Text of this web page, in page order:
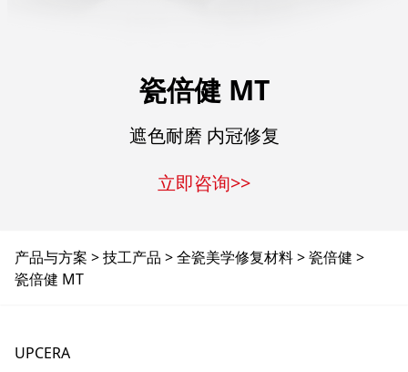
瓷倍健 MT
遮色耐磨 内冠修复
立即咨询>>
产品与方案 技工产品 全瓷美学修复材料
瓷倍健
瓷倍健 MT
UPCERA